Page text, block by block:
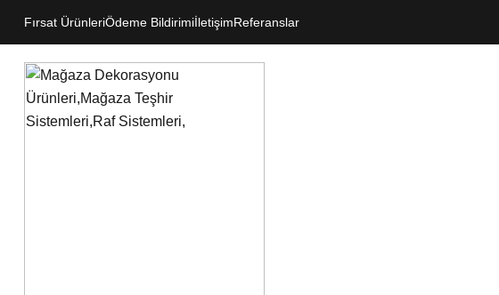
Fırsat ÜrünleriÖdeme BildirimiİletişimReferanslar